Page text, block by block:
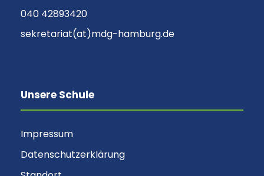
040 42893420
sekretariat(at)mdg-hamburg.de
Unsere Schule
Impressum
Datenschutzerklärung